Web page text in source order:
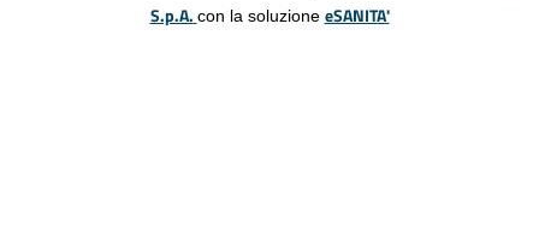
S.p.A. con la soluzione eSANITA'